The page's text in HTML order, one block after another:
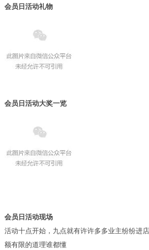
会员日活动礼物
会员日活动大奖一览
会员日活动现场
活动十点开始，九点就有许许多多业主纷纷进
额有限的道理谁都懂